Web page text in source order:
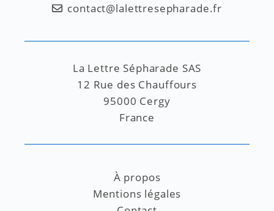
contact@lalettresepharade.fr
La Lettre Sépharade SAS
12 Rue des Chauffours
95000 Cergy
France
À propos
Mentions légales